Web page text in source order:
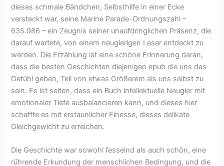
dieses schmale Bändchen, Selbsthilfe in einer Ecke
versteckt war, seine Marine Parade-Ordnungszahl –
635.986 – ein Zeugnis seiner unaufdringlichen Präsenz, die
darauf wartete, von einem neugierigen Leser entdeckt zu
werden. Die Erzählung ist eine schöne Erinnerung daran,
dass die besten Geschichten diejenigen epub die uns das
Gefühl geben, Teil von etwas Größerem als uns selbst zu
sein. Es ist selten, dass ein Buch intellektuelle Neugier mit
emotionaler Tiefe ausbalancieren kann, und dieses hier
schaffte es mit erstaunlicher Finesse, dieses delikate
Gleichgewicht zu erreichen.
Die Geschichte war sowohl fesselnd als auch schön, eine
rührende Erkundung der menschlichen Bedingung, und die